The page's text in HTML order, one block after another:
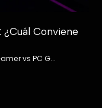
Conviene
vs PC G...